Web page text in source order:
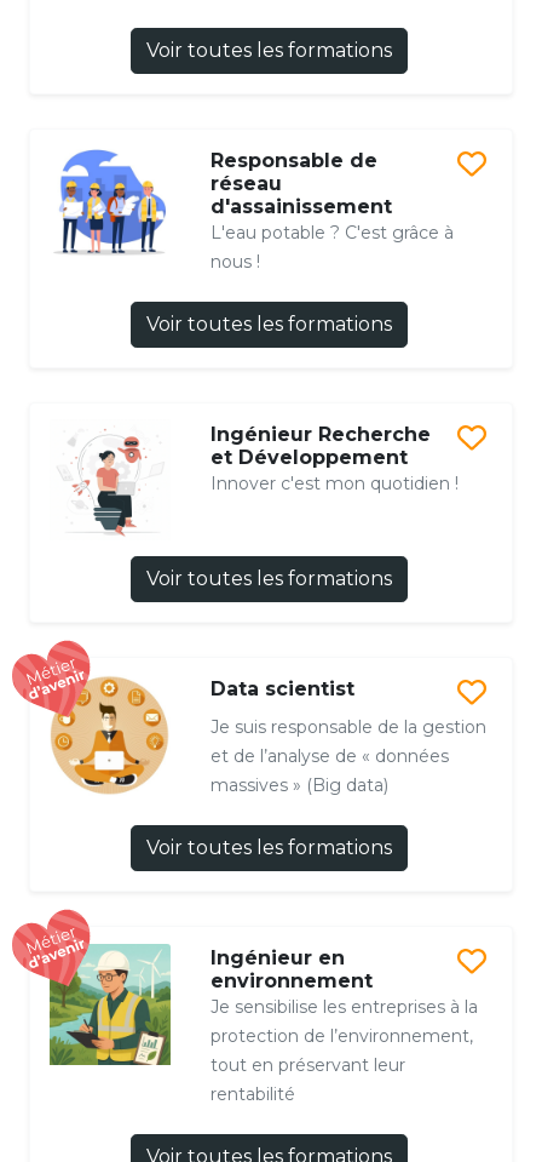
Voir toutes les formations
Responsable de
réseau
d'assainissement
L'eau potable ? C'est grâce à
nous !
Voir toutes les formations
Ingénieur Recherche
et Développement
Innover c'est mon quotidien !
Voir toutes les formations
Data scientist
Je suis responsable de la gestion
et de l’analyse de « données
massives » (Big data)
Voir toutes les formations
Ingénieur en
environnement
Je sensibilise les entreprises à la
protection de l’environnement,
tout en préservant leur
rentabilité
Voir toutes les formations